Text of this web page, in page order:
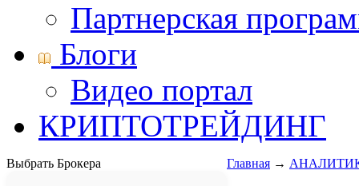
Партнерская
Блоги
Видео портал
КРИПТОТРЕЙДИНГ
Выбрать Брокера Главная →